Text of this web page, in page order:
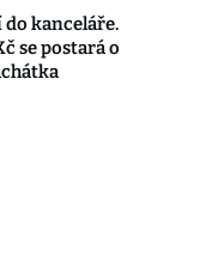
kanceláře.
se postará o